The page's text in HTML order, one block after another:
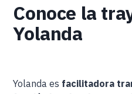
Conoce la
Yolanda
Yolanda es facilitadora